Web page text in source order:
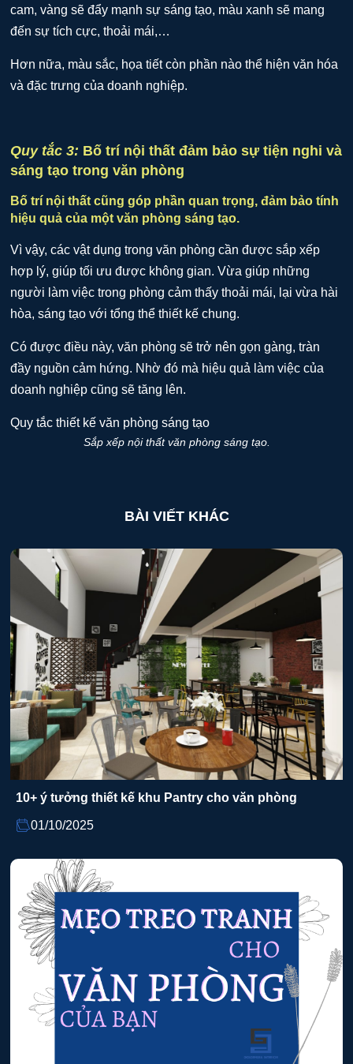
cam, vàng sẽ đẩy mạnh sự sáng tạo, màu xanh sẽ mang
đến sự tích cực, thoải mái,…
Hơn nữa, màu sắc, họa tiết còn phần nào thể hiện văn hóa
và đặc trưng của doanh nghiệp.
Quy tắc 3: Bố trí nội thất đảm bảo sự tiện nghi và
sáng tạo trong văn phòng
Bố trí nội thất cũng góp phần quan trọng, đảm bảo tính
hiệu quả của một văn phòng sáng tạo.
Vì vậy, các vật dụng trong văn phòng cần được sắp xếp
hợp lý, giúp tối ưu được không gian. Vừa giúp những
người làm việc trong phòng cảm thấy thoải mái, lại vừa hài
hòa, sáng tạo với tổng thể thiết kế chung.
Có được điều này, văn phòng sẽ trở nên gọn gàng, tràn
đầy nguồn cảm hứng. Nhờ đó mà hiệu quả làm việc của
doanh nghiệp cũng sẽ tăng lên.
Sắp xếp nội thất văn phòng sáng tạo.
BÀI VIẾT KHÁC
10+ ý tưởng thiết kế khu Pantry cho văn phòng
01/10/2025